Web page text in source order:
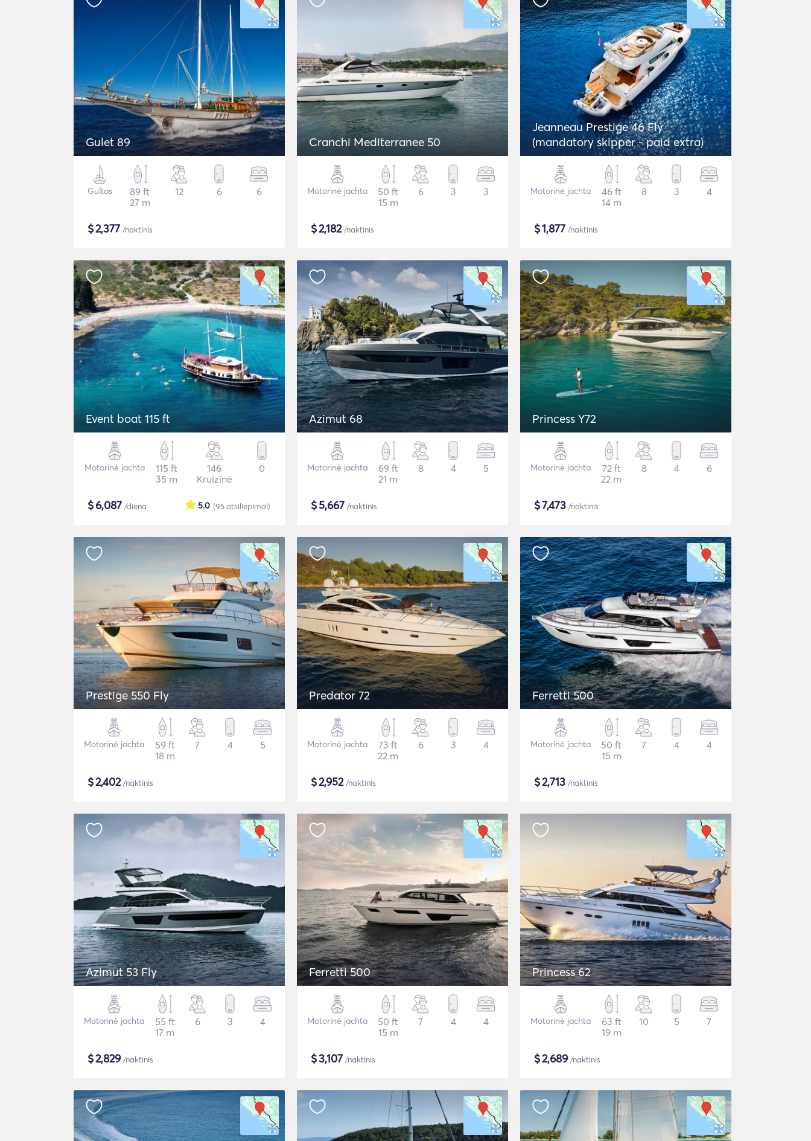
Gulet 89
Gultas
89 ft
27 m
12 6 6
$2,377 /naktinis
Cranchi Mediterranee 50
Motorinė jachta
50 ft
15 m
6 3 3
$2,182/naktinis
Jeanneau Prestige 46 Fly
(mandatory skipper - paid extra)
Motorinė jachta
46 ft
14 m
8 3 4
$1,877 /naktinis
Event boat 115 ft
Motorinė jachta
115 ft
35 m
146
Kruizinė
0
$6,087 /diena (95atsiliepimai)
5.0
Azimut 68
Motorinė jachta
69 ft
21 m
8 4 5
$5,667 /naktinis
Princess Y72
Motorinė jachta
72 ft
22 m
8 4 6
$7,473 /naktinis
Prestige 550 Fly
Motorinė jachta
59 ft
18 m
7 4 5
$2,402/naktinis
Predator 72
Motorinė jachta
73 ft
22 m
6 3 4
$2,952/naktinis
Ferretti 500
Motorinė jachta
50 ft
15 m
7 4 4
$2,713 /naktinis
Azimut 53 Fly
Motorinė jachta
55 ft
17 m
6 3 4
$2,829/naktinis
Ferretti 500
Motorinė jachta
50 ft
15 m
7 4 4
$3,107 /naktinis
Princess 62
Motorinė jachta
63 ft
19 m
10 5 7
$2,689/naktinis